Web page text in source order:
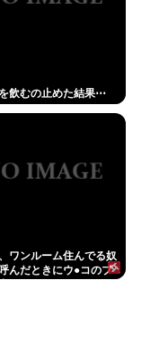
飲むの止めた結果⋯
ワンルーム住んでる奴
んだときにウ●コのブ